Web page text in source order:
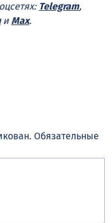
Telegram,
и Max.
Обязательные